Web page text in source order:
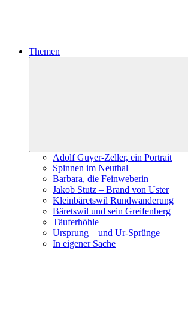
Themen
Adolf Guyer-Zeller, ein Portrait
Spinnen im Neuthal
Barbara, die Feinweberin
Jakob Stutz – Brand von Uster
Kleinbäretswil Rundwanderung
Bäretswil und sein Greifenberg
Täuferhöhle
Ursprung – und Ur-Sprünge
In eigener Sache